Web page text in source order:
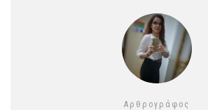
Αρθρογράφος